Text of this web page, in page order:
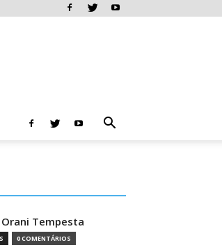
Orani Tempesta
0 COMENTÁRIOS